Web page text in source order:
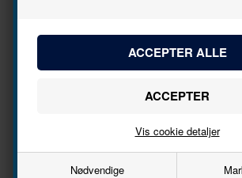
Nødvendige
Vis cookie detaljer
kontroltårn
Bliv den første til at høre, når der